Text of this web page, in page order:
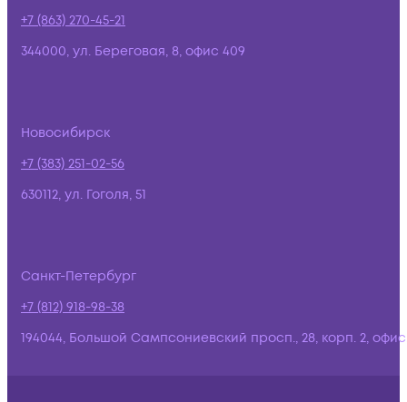
+7 (863) 270-45-21
344000, ул. Береговая, 8, офис 409
Новосибирск
+7 (383) 251-02-56
630112, ул. Гоголя, 51
Санкт-Петербург
+7 (812) 918-98-38
194044, Большой Сампсониевский просп., 28, корп. 2,